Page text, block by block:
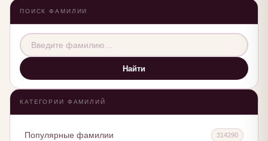
ПОИСК ФАМИЛИИ
Найти
КАТЕГОРИИ ФАМИЛИЙ
Популярные фамилии 314290